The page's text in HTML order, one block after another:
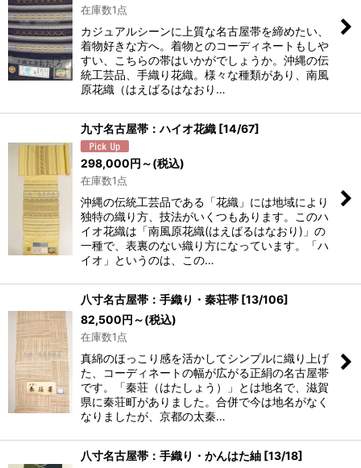
在庫数1点
カジュアルシーンに上質な名古屋帯を締めたい、
着物好きな方へ。着物とのコーディネートもしや
すい、こちらの帯はいかがでしょうか。沖縄の伝
統工芸品、手織り花織。様々な種類があり、南風
原花織（はえばるはなおり…
九寸名古屋帯：ハイオ花織 [14/67]
298,000円 ～(税込)
在庫数1点
沖縄の伝統工芸品である「花織」には地域により
独特の織り方、技法がいくつもあります。このハ
イオ花織は「南風原花織(はえばるはなおり)」の
一種で、表裏のない織り方になっています。「ハ
イオ」というのは、この…
八寸名古屋帯：手織り・秦荘帯 [13/106]
82,500円 ～(税込)
在庫数1点
真綿のほっこり感を活かしてシンプルに織り上げ
た、コーディネートの幅が広がる正絹の名古屋帯
です。「秦荘（はたしょう）」とは地名で、滋賀
県に秦荘町がありました。合併で今は地名がなく
なりましたが、京都の太秦…
八寸名古屋帯：手織り・かんはた紬 [13/18]